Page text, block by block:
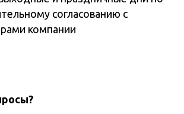
согласованию с
компании